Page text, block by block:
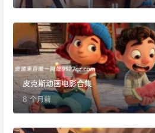
皮克斯动画电影合集
8 个月前